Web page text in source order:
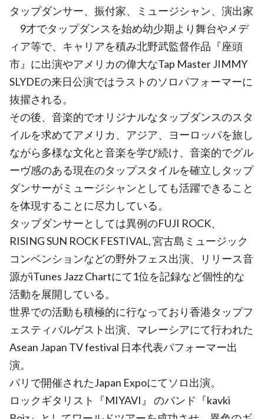
タップダンサー、振付家、ミュージシャン、演出家
9才でタップダンスを始め幼少期より舞台やメデ
ィア等で、キャリアを積み北野武監督作品『座頭
市』に出演やアメリカの偉大なTap Master JIMMY
SLYDEの来日公演ではラストのソロパフォーマーに
抜擢される。
その後、音楽的でオリジナルなタップダンスのスタ
イルを求めてアメリカ、アジア、ヨーロッパを旅し
ながら多様な文化と音楽を学び続け、音楽的でグル
ーヴ感のある現在のタップスタイルを確立しタップ
ダンサーがミュージシャンとしても活躍できること
を体現することに尽力している。
タップダンサーとしては異例のFUJI ROCK、
RISING SUN ROCK FESTIVAL, 宮古島ミュージック
コンベンションなどの野外フェス出演、リリース音
源がiTunes Jazz Chartにて1位を記録など個性的な
活動を展開している。
世界での活動も積極的に行なっており香港タップフ
ェスティバルゲスト出演、マレーシアにて行われた
Asean Japan TV festival 日本代表パフォーマー出
演。
パリで開催されたJapan Expoにてソロ出演。
ロックギタリスト『MIYAVI』 のバンド『kavki